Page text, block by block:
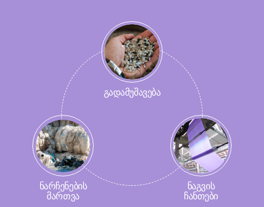
გადამუშავება
ნაგვის
ჩანთები
ნარჩენების
მართვა